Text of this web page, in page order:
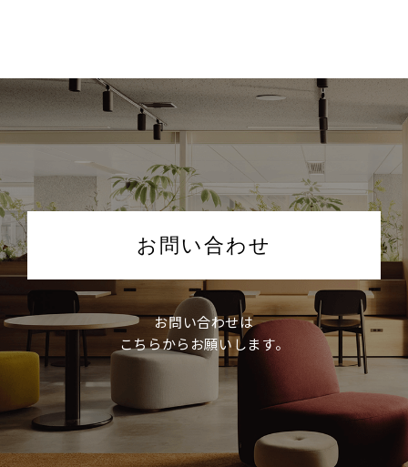
お問い合わせ
お問い合わせは
こちらからお願いします。